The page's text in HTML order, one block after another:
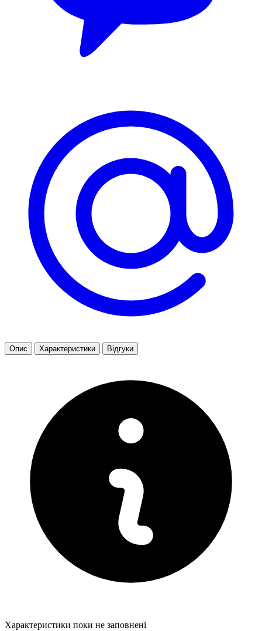
Опис Характеристики Відгуки
Характеристики поки не заповнені